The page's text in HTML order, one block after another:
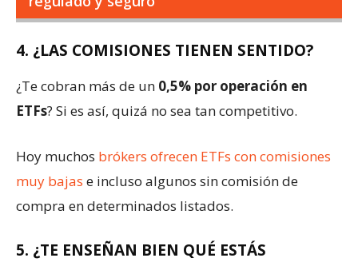
4. ¿LAS COMISIONES TIENEN SENTIDO?
¿Te cobran más de un 0,5% por operación en
ETFs? Si es así, quizá no sea tan competitivo.
Hoy muchos brókers ofrecen ETFs con comisiones
muy bajas e incluso algunos sin comisión de
compra en determinados listados.
5. ¿TE ENSEÑAN BIEN QUÉ ESTÁS